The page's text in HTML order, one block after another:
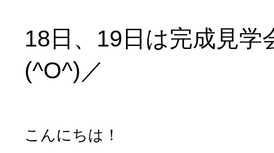
18日、19日は完成見学
(^O^)／
こんにちは！